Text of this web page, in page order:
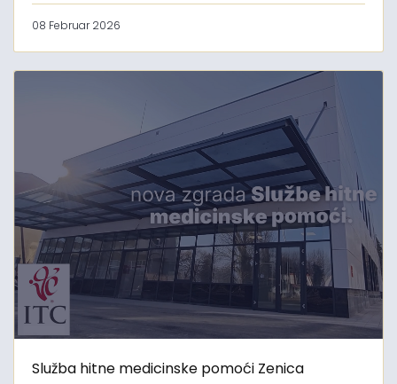
08 Februar 2026
Služba hitne medicinske pomoći Zenica